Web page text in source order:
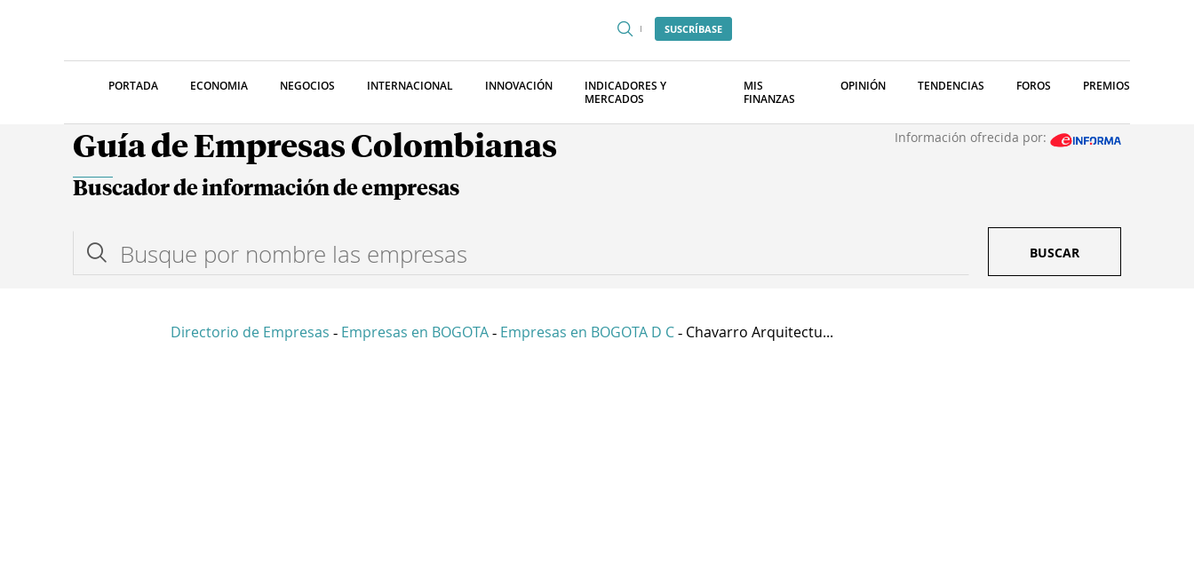
SUSCRÍBASE
PORTADA ECONOMIA NEGOCIOS INTERNACIONAL INNOVACIÓN
INDICADORES Y
MERCADOS
MIS
FINANZAS
OPINIÓN TENDENCIAS FOROS PREMIOS
Guía de Empresas Colombianas Información ofrecida por:
Buscador de información de empresas
BUSCAR
Directorio de Empresas - Empresas en BOGOTA - Empresas en BOGOTA D C - Chavarro Arquitectu...